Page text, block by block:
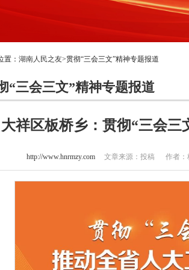
置： 湖南人民之友>贯彻“三会三文”精神专题报道
“三会三文”精神专题报道
大祥区板桥乡：贯彻“三会
http://www.hnrmzy.com 文章来源：投稿 作者：